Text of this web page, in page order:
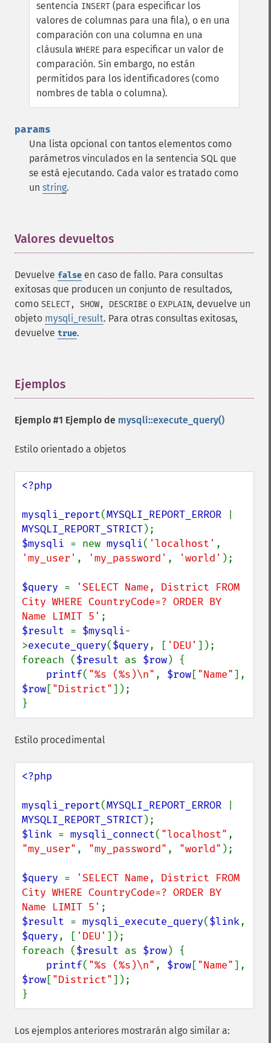
sentencia INSERT (para especificar los
valores de columnas para una fila), o en una
comparación con una columna en una
cláusula WHERE para especificar un valor de
comparación. Sin embargo, no están
permitidos para los identificadores (como
nombres de tabla o columna).
params
Una lista opcional con tantos elementos como
parámetros vinculados en la sentencia SQL que
se está ejecutando. Cada valor es tratado como
un string.
Valores devueltos
Devuelve false en caso de fallo. Para consultas
exitosas que producen un conjunto de resultados,
como SELECT, SHOW, DESCRIBE o EXPLAIN, devuelve un
objeto mysqli_result. Para otras consultas exitosas,
devuelve true.
Ejemplos
Ejemplo #1 Ejemplo de mysqli::execute_query()
Estilo orientado a objetos
<?php
mysqli_report(MYSQLI_REPORT_ERROR
MYSQLI_REPORT_STRICT
$mysqli = new mysqli( 'localhost'
'my_user' , 'my_password' , 'world' );
$query =
'SELECT Name, District FROM
City WHERE CountryCode=? ORDER BY
Name LIMIT 5'
$result = $mysqli-
>execute_query($query, [ 'DEU' ]);
foreach ($result as $row) {
printf( "%s (%s)\n" , $row["Name"
$row["District"]);
}
Estilo procedimental
<?php
mysqli_report(MYSQLI_REPORT_ERROR
MYSQLI_REPORT_STRICT
$link = mysqli_connect( "localhost"
"my_user" , "my_password" , "world" );
$query =
'SELECT Name, District FROM
City WHERE CountryCode=? ORDER BY
Name LIMIT 5'
$result = mysqli_execute_query($link
$query, [ 'DEU' ]);
foreach ($result as $row) {
printf( "%s (%s)\n" , $row["Name"
$row["District"]);
}
Los ejemplos anteriores mostrarán algo similar a: